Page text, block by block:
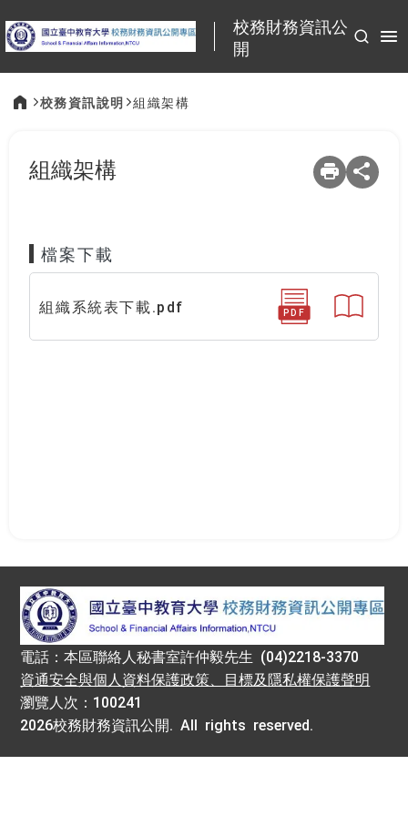
校務財務資訊公
開
校務資訊說明 組織架構
組織架構
檔案下載
組織系統表下載.pdf PDF
電話：本區聯絡人秘書室許仲毅先生 (04)2218-3370
資通安全與個人資料保護政策、目標及隱私權保護聲明
瀏覽人次：100241
2026校務財務資訊公開. All rights reserved.